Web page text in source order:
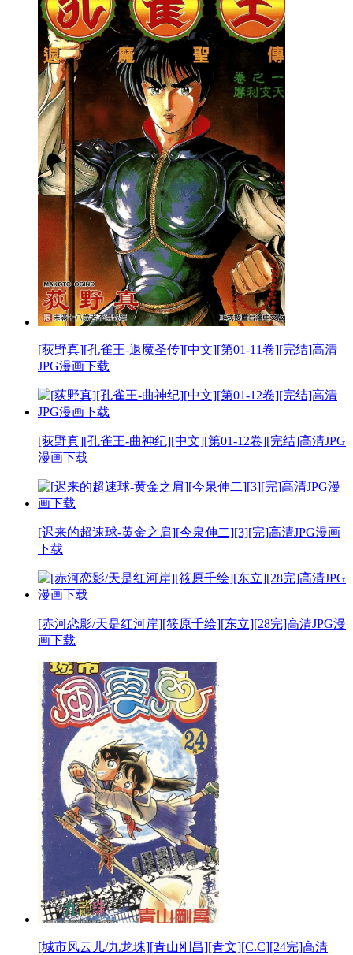
[荻野真][孔雀王-退魔圣传][中文][第01-11卷][完结]高清
JPG漫画下载
[荻野真][孔雀王-曲神纪][中文][第01-12卷][完结]高清JPG
漫画下载
[迟来的超速球-黄金之肩][今泉伸二][3][完]高清JPG漫画
下载
[赤河恋影/天是红河岸][筱原千绘][东立][28完]高清JPG漫
画下载
[城市风云儿/九龙珠][青山刚昌][青文][C.C][24完]高清